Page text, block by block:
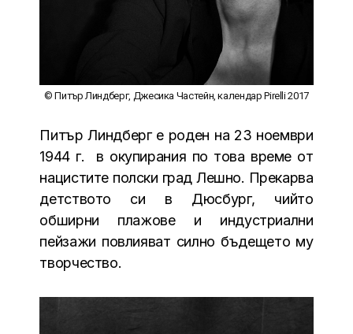
© Питър Линдберг, Джесика Частейн, календар Pirelli 2017
Питър Линдберг е роден на 23 ноември
1944 г. в окупирания по това време от
нацистите полски град Лешно. Прекарва
детството си в Дюсбург, чийто
обширни плажове и индустриални
пейзажи повлияват силно бъдещето му
творчество.